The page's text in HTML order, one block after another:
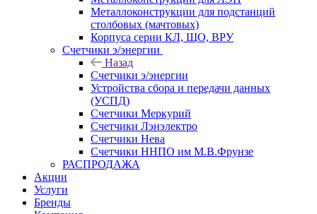
Металлоконструкции для подстанций
столбовых (мачтовых)
Корпуса серии КЛ, ЩО, ВРУ
Счетчики э/энергии
Назад
Счетчики э/энергии
Устройства сбора и передачи данных
(УСПД)
Счетчики Меркурий
Счетчики Лэнэлектро
Счетчики Нева
Счетчики ННПО им М.В.Фрунзе
РАСПРОДАЖА
Акции
Услуги
Бренды